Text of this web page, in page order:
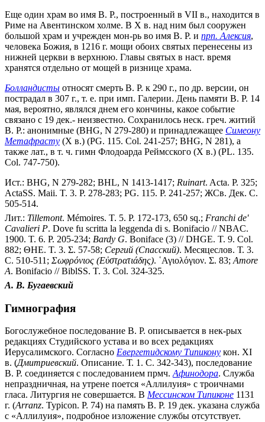
Еще один храм во имя В. Р., построенный в VII в., находится в
Риме на Авентинском холме. В Х в. над ним был сооружен
большой храм и учрежден мон-рь во имя В. Р. и прп. Алексия,
человека Божия, в 1216 г. мощи обоих святых перенесены из
нижней церкви в верхнюю. Главы святых в наст. время
хранятся отдельно от мощей в ризнице храма.
Болландисты относят смерть В. Р. к 290 г., по др. версии, он
пострадал в 307 г., т. е. при имп. Галерии. День памяти В. Р. 14
мая, вероятно, являлся днем его кончины, какое событие
связано с 19 дек.- неизвестно. Сохранилось неск. греч. житий
В. Р.: анонимные (BHG, N 279-280) и принадлежащее Симеону
Метафрасту (X в.) (PG. 115. Col. 241-257; BHG, N 281), а
также лат., в т. ч. гимн Флодоарда Реймсского (Х в.) (PL. 135.
Col. 747-750).
Ист.: BHG, N 279-282; BHL, N 1413-1417; Ruinart. Acta. P. 325;
ActaSS. Maii. T. 3. P. 278-283; PG. 115. P. 241-257; ЖСв. Дек. С.
505-514.
Лит.: Tillemont. Mémoires. T. 5. P. 172-173, 650 sq.; Franchi de'
Cavalieri P. Dove fu scritta la leggenda di s. Bonifacio // NBAC.
1900. T. 6. P. 205-234; Bardy G. Boniface (3) // DHGE. T. 9. Col.
882; ΘΗΕ. Τ. 3. Σ. 57-58; Сергий (Спасский). Месяцеслов. Т. 3.
С. 510-511; Σωφρόνιος (Εὐστρατιάδης). ῾Αγιολόγιον. Σ. 83; Amore
A. Bonifacio // BiblSS. T. 3. Col. 324-325.
А. В. Бугаевский
Гимнография
Богослужебное последование В. Р. описывается в нек-рых
редакциях Студийского устава и во всех редакциях
Иерусалимского. Согласно Евергетидскому Типикону кон. XI
в. (Дмитриевский. Описание. Т. 1. С. 342-343), последование
В. Р. соединяется с последованием прмч. Афинодора. Служба
непраздничная, на утрене поется «Аллилуия» с троичнами
гласа. Литургия не совершается. В Мессинском Типиконе 1131
г. (Arranz. Typicon. P. 74) на память В. Р. 19 дек. указана служба
с «Аллилуия», подробное изложение службы отсутствует.